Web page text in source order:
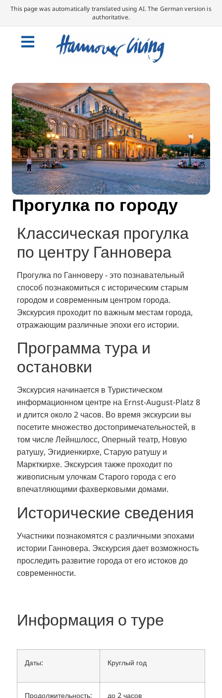
This page was automatically translated using AI. The German version is
authoritative.
Прогулка по городу
Классическая прогулка
по центру Ганновера
Прогулка по Ганноверу - это познавательный
способ познакомиться с историческим старым
городом и современным центром города.
Экскурсия проходит по важным местам города,
отражающим различные эпохи его истории.
Программа тура и
остановки
Экскурсия начинается в Туристическом
информационном центре на Ernst-August-Platz 8
и длится около 2 часов. Во время экскурсии вы
посетите множество достопримечательностей, в
том числе Лейншлосс, Оперный театр, Новую
ратушу, Эгидиенкирхе, Старую ратушу и
Маркткирхе. Экскурсия также проходит по
живописным улочкам Старого города с его
впечатляющими фахверковыми домами.
Исторические сведения
Участники познакомятся с различными эпохами
истории Ганновера. Экскурсия дает возможность
проследить развитие города от его истоков до
современности.
Информация о туре
Даты: Круглый год
Продолжительность: до 2 часов